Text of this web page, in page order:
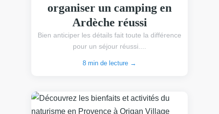
organiser un camping en
Ardèche réussi
Bien anticiper les détails fait toute la différence
pour un séjour réussi....
8 min de lecture →